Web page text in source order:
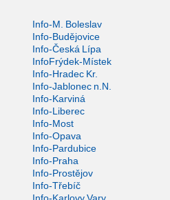
Info-M. Boleslav
Info-Budějovice
Info-Česká Lípa
InfoFrýdek-Místek
Info-Hradec Kr.
Info-Jablonec n.N.
Info-Karviná
Info-Liberec
Info-Most
Info-Opava
Info-Pardubice
Info-Praha
Info-Prostějov
Info-Třebíč
Info-Karlovy Vary